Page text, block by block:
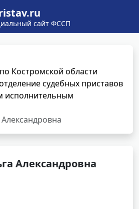
сайт ФССП
Костромской области
судебных приставов
исполнительным
Александровна